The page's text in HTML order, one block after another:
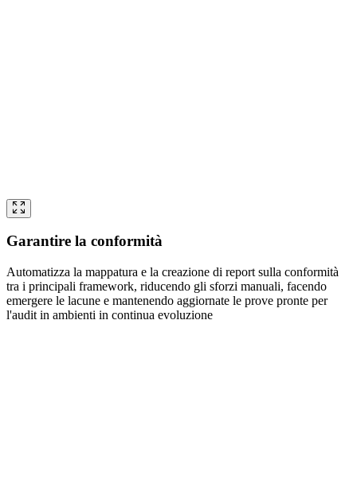
Garantire la conformità
Automatizza la mappatura e la creazione di report sulla conformità
tra i principali framework, riducendo gli sforzi manuali, facendo
emergere le lacune e mantenendo aggiornate le prove pronte per
l'audit in ambienti in continua evoluzione